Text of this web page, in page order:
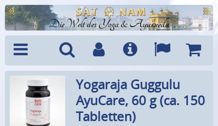
Die Welt des Yoga & Ayurveda
Menü SucheBenutzerkonto
Info Sprachen
Yogaraja Guggulu
AyuCare, 60 g (ca. 150
Tabletten)